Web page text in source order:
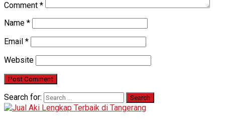
Comment *
Name *
Email *
Website
Search for: